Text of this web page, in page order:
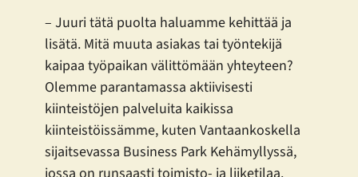
– Juuri tätä puolta haluamme kehittää ja
lisätä. Mitä muuta asiakas tai työntekijä
kaipaa työpaikan välittömään yhteyteen?
Olemme parantamassa aktiivisesti
kiinteistöjen palveluita kaikissa
kiinteistöissämme, kuten Vantaankoskella
sijaitsevassa Business Park Kehämyllyssä,